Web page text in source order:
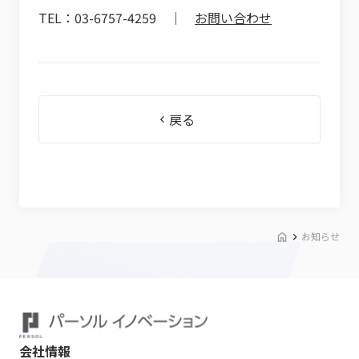
TEL：03-6757-4259 ｜ お問い合わせ
戻る
お知らせ
会社情報